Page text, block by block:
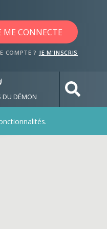
ME CONNECTE
COMPTE ? JE M'INSCRIS
DU DÉMON